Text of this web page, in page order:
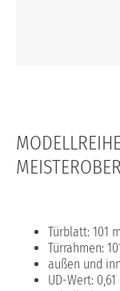
Türblatt: 101
Türrahmen:
außen und
UD-Wert: 0,61